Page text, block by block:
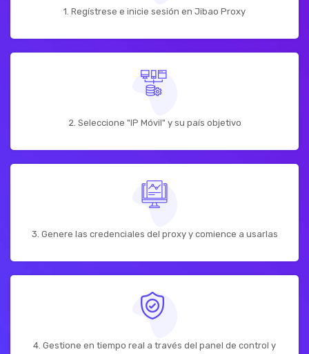
1. Regístrese e inicie sesión en Jibao Proxy
2. Seleccione "IP Móvil" y su país objetivo
3. Genere las credenciales del proxy y comience a usarlas
4. Gestione en tiempo real a través del panel de control y